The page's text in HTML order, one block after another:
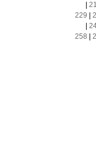
229
258